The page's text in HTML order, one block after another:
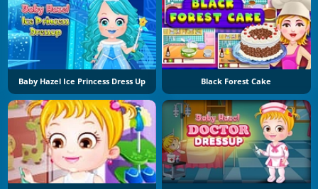
Baby Hazel Ice Princess Dress Up Black Forest Cake